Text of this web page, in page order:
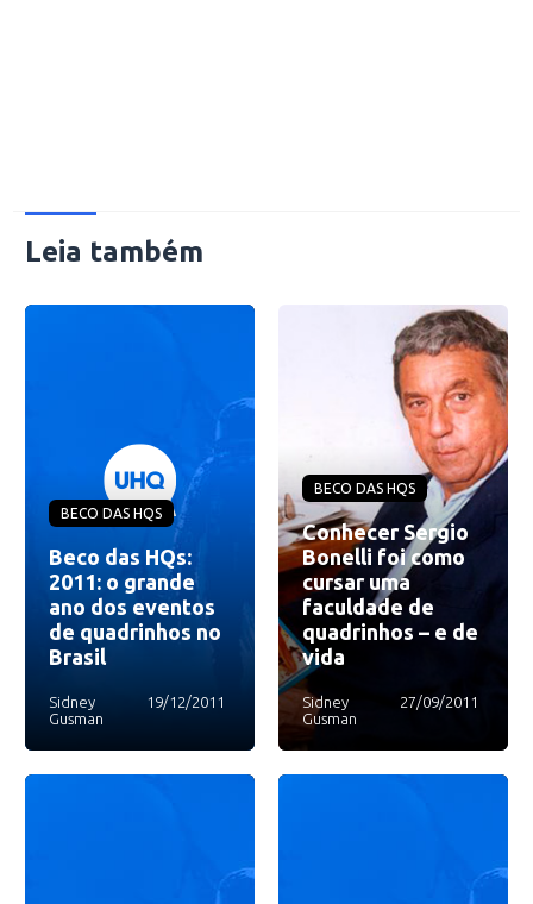
Leia também
BECO DAS HQS
Beco das HQs:
2011: o grande
ano dos eventos
de quadrinhos no
Brasil
Sidney
Gusman
19/12/2011
BECO DAS HQS
Conhecer Sergio
Bonelli foi como
cursar uma
faculdade de
quadrinhos – e de
vida
Sidney
Gusman
27/09/2011